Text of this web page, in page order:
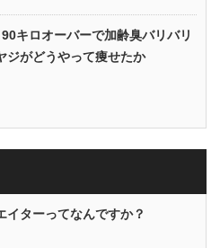
90キロオーバーで加齢臭バリバリ
ジがどうやって痩せたか
イターってなんですか？